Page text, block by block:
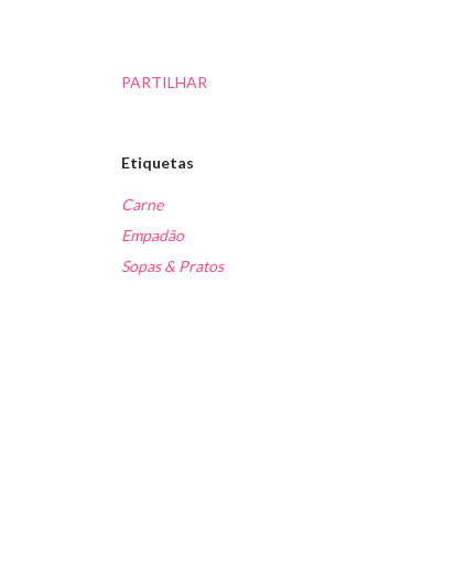
PARTILHAR
Etiquetas
Carne
Empadão
Sopas & Pratos